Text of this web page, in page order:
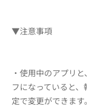
▼注意事項
・使用中のアプリ
フになっていると
定で変更ができま